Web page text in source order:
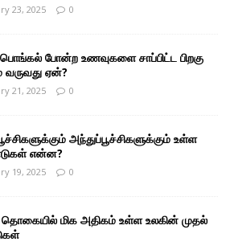
23, 2025 0
போன்ற உணவுகளை சாப்பிட்ட பிறகு
ஏன்?
21, 2025 0
அந்துப்பூச்சிகளுக்கும் உள்ள
என்ன?
19, 2025 0
மிக அதிகம் உள்ள உலகின் முதல்